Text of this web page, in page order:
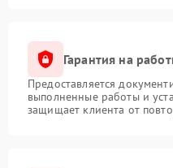
Гарантия на
Предоставляется
выполненные работы и
защищает клиента от